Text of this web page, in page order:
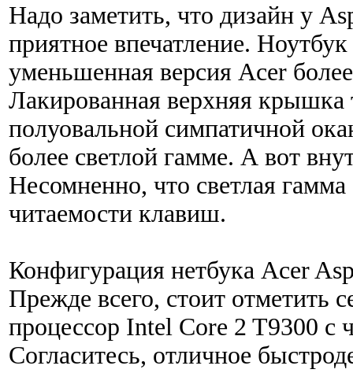
Надо заметить, что дизайн у
приятное впечатление.
уменьшенная версия Acer
Лакированная верхняя крышка
полуовальной симпатичной
более светлой гамме. А вот
Несомненно, что светлая
читаемости клавиш.
Конфигурация нетбука Acer
Прежде всего, стоит отметить
процессор Intel Core 2 T9300 с
Согласитесь, отличное